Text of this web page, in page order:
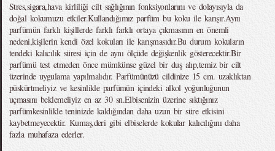
Stres,sigara,hava kirliliği cilt sağlığının fonksiyonlarını ve dolayısıyla da
doğal kokumuzu etkiler.Kullandığımız parfüm bu koku ile karışır.Aynı
parfümün farklı kişillerde farklı farklı ortaya çıkmasının en önemli
nedeni,kişilerin kendi özel kokuları ile karışmasıdır.Bu durum kokuların
tendeki kalıcılık süresi için de aynı ölçüde değişkenlik gösterecektir.Bir
parfümü test etmeden önce mümkünse güzel bir duş alıp,temiz bir cilt
üzerinde uygulama yapılmalıdır. Parfümünüzü cildinize 15 cm. uzaklıktan
püskürtmeliyiz ve kesinlikle parfümün içindeki alkol yoğunluğunun
uçmasını beklemeliyiz en az 30 sn.Elbisenizin üzerine sıktığınız
parfümkesinlikle teninizde kaldığından daha uzun bir süre etkisini
kaybetmeyecektir. Kumaş,deri gibi elbiselerde kokular kalıcılığını daha
fazla muhafaza ederler.